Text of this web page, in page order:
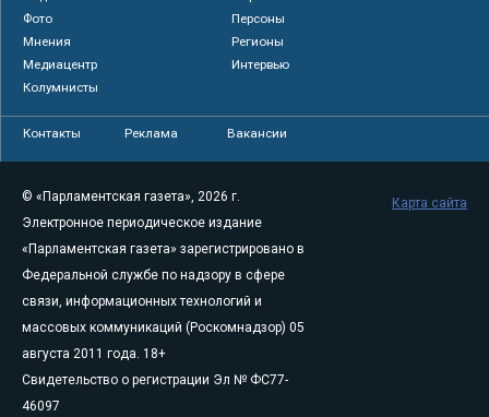
Фото
Персоны
Мнения
Регионы
Медиацентр
Интервью
Колумнисты
Контакты Реклама Вакансии
© «Парламентская газета», 2026 г.
Электронное периодическое издание
«Парламентская газета» зарегистрировано в
Федеральной службе по надзору в сфере
связи, информационных технологий и
массовых коммуникаций (Роскомнадзор) 05
августа 2011 года. 18+
Свидетельство о регистрации Эл № ФС77-
46097
Карта сайта